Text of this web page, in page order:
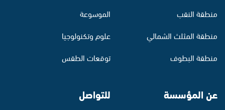
منطقة النقب
منطقة المثلث الشمالي
منطقة البطوف
الموسوعة
علوم وتكنولوجيا
توقعات الطقس
عن المؤسسة للتواصل